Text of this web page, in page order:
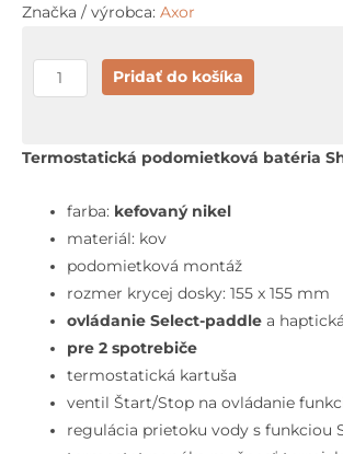
Značka / výrobca: Axor
množstvo
Axor
ID
batéria
pod
omietku,
spotrebiče,
kefovaný
nikel
Pridať do košíka
Termostatická podomietková batéria
farba: kefovaný nikel
materiál: kov
podomietková montáž
rozmer krycej dosky: 155 x 155 mm
ovládanie Select-paddle a
pre 2 spotrebiče
termostatická kartuša
ventil Štart/Stop na ovládanie
regulácia prietoku vody s funkciou